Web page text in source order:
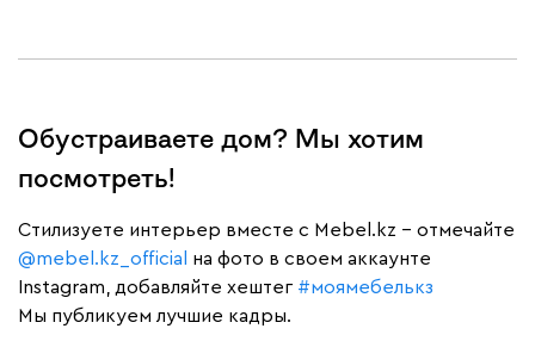
Обустраиваете дом? Мы хотим
посмотреть!
Cтилизуете интерьер вместе с Mebel.kz – отмечайте
@mebel.kz_official
на фото в своем аккаунте
Instagram, добавляйте хештег #моямебелькз
Мы публикуем лучшие кадры.